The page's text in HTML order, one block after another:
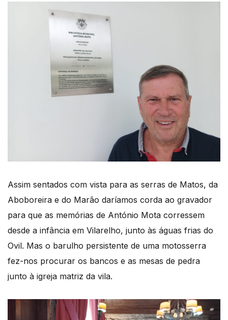
Assim sentados com vista para as serras de Matos, da
Aboboreira e do Marão daríamos corda ao gravador
para que as memórias de António Mota corressem
desde a infância em Vilarelho, junto às águas frias do
Ovil. Mas o barulho persistente de uma motosserra
fez-nos procurar os bancos e as mesas de pedra
junto à igreja matriz da vila.